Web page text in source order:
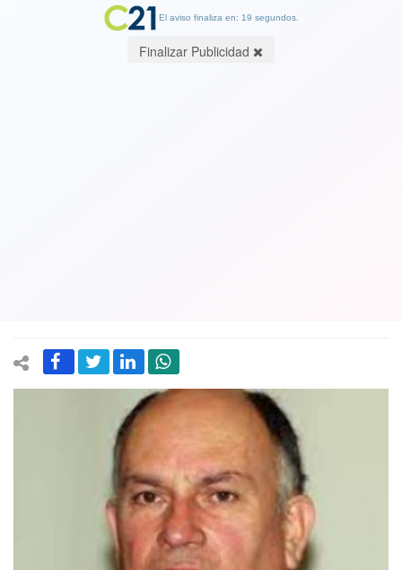
El aviso finaliza en: 19 segundos.
Finalizar Publicidad